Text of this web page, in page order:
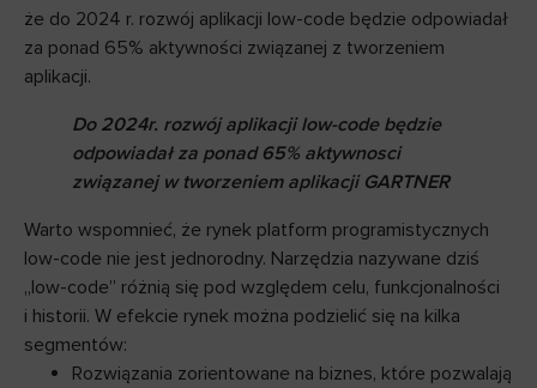
że do 2024 r. rozwój aplikacji low-code będzie odpowiadał
za ponad 65% aktywności związanej z tworzeniem
aplikacji.
Do 2024r. rozwój aplikacji low-code będzie
odpowiadał za ponad 65% aktywnosci
związanej w tworzeniem aplikacji GARTNER
Warto wspomnieć, że rynek platform programistycznych
low-code nie jest jednorodny. Narzędzia nazywane dziś
„low-code” różnią się pod względem celu, funkcjonalności
i historii. W efekcie rynek można podzielić się na kilka
segmentów:
Rozwiązania zorientowane na biznes, które pozwalają